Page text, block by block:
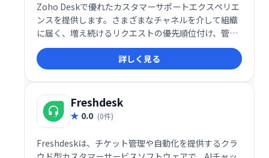
Zoho Deskで優れたカスタマーサポートエクスペリエ
ンスを提供します。さまざまなチャネルを介して組織
に届く、増え続けるリクエストの優先順位付け、管
理、終了。サポート知識ベースを構築して公開しま
す。
詳しく見る
Freshdesk
0.0 (0件)
Freshdeskは、チケット管理や自動化を提供するクラ